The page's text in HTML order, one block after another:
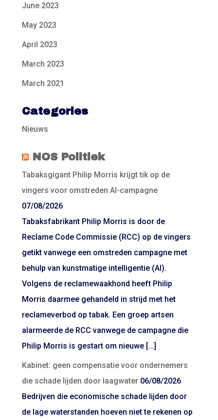
June 2023
May 2023
April 2023
March 2023
March 2021
Categories
Nieuws
NOS Politiek
Tabaksgigant Philip Morris krijgt tik op de
vingers voor omstreden AI-campagne
07/08/2026
Tabaksfabrikant Philip Morris is door de
Reclame Code Commissie (RCC) op de vingers
getikt vanwege een omstreden campagne met
behulp van kunstmatige intelligentie (AI).
Volgens de reclamewaakhond heeft Philip
Morris daarmee gehandeld in strijd met het
reclameverbod op tabak. Een groep artsen
alarmeerde de RCC vanwege de campagne die
Philip Morris is gestart om nieuwe […]
Kabinet: geen compensatie voor ondernemers
die schade lijden door laagwater 06/08/2026
Bedrijven die economische schade lijden door
de lage waterstanden hoeven niet te rekenen op